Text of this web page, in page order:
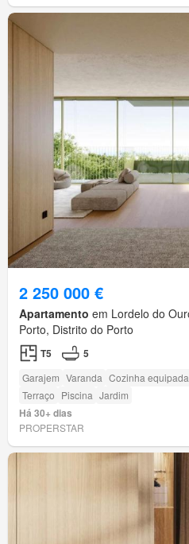
2 250 000 €
Apartamento em Lordelo do
Porto, Distrito do Porto
T5 5
Garajem Varanda Cozinha equipada
Terraço Piscina Jardim
Há 30+ dias
PROPERSTAR